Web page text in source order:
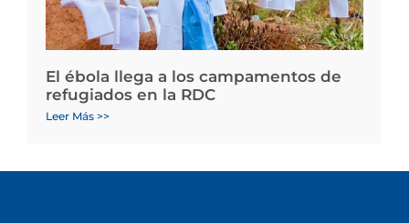
El ébola llega a los campamentos de
refugiados en la RDC
Leer Más >>